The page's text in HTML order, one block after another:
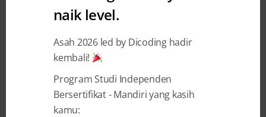
Dicoding
secara resmi diluncurkan tanggal 5 Januari 2015
untuk menjembatani developer Indonesia dengan kebutuhan
dan permintaan pasar yang semakin kompetitif. Melalui
keempat pilar:challenge, event, academy,dan
secara giat bekerja untuk mewujudkan misinya
naik level.
Asah 2026 led by Dicoding hadir
kembali!
Program Studi Independen
Bersertifikat - Mandiri yang kasih
kamu: